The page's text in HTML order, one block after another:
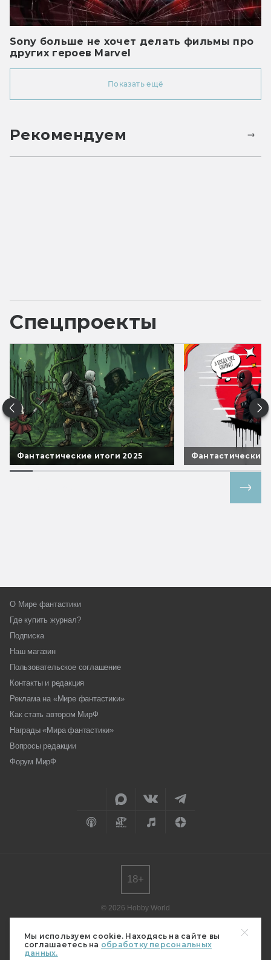
Мы используем cookie. Находясь на сайте вы
соглашаетесь на обработку персональных
данных.
Sony больше не хочет делать фильмы про
других героев Marvel
Показать ещё
Рекомендуем
Спецпроекты
Фантастические итоги 2025 Фантастические
О Мире фантастики
Где купить журнал?
Подписка
Наш магазин
Пользовательское соглашение
Контакты и редакция
Реклама на «Мире фантастики»
Как стать автором МирФ
Награды «Мира фантастики»
Вопросы редакции
Форум МирФ
© 2026 Hobby World
редакции.
Мнение авторов может не совпадать с мнением редакции.
Свидетельство о регистрации СМИ серия Эл № ФС77-82485
18+